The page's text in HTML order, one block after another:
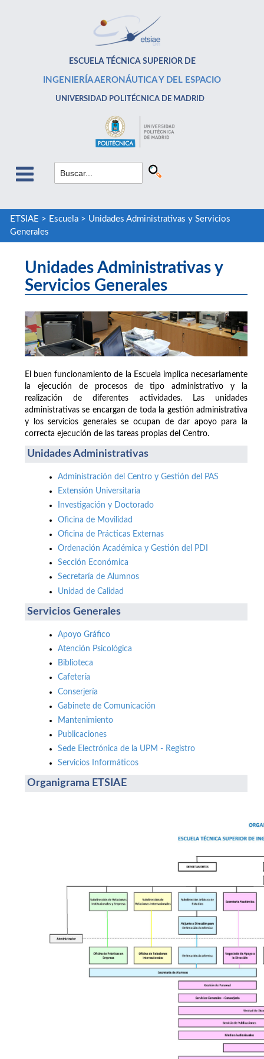
ESCUELA TÉCNICA SUPERIOR DE
INGENIERÍA AERONÁUTICA Y DEL ESPACIO
UNIVERSIDAD POLITÉCNICA DE MADRID
ETSIAE > Escuela> Unidades Administrativas y Servicios
Generales
Unidades Administrativas y
Servicios Generales
El buen funcionamiento de la Escuela implica necesariamente
la ejecución de procesos de tipo administrativo y la
realización de diferentes actividades. Las unidades
administrativas se encargan de toda la gestión administrativa
y los servicios generales se ocupan de dar apoyo para la
correcta ejecución de las tareas propias del Centro.
Unidades Administrativas
Administración del Centro y Gestión del PAS
Extensión Universitaria
Investigación y Doctorado
Oficina de Movilidad
Oficina de Prácticas Externas
Ordenación Académica y Gestión del PDI
Sección Económica
Secretaría de Alumnos
Unidad de Calidad
Servicios Generales
Apoyo Gráfico
Atención Psicológica
Biblioteca
Cafetería
Conserjería
Gabinete de Comunicación
Mantenimiento
Publicaciones
Sede Electrónica de la UPM - Registro
Servicios Informáticos
Organigrama ETSIAE